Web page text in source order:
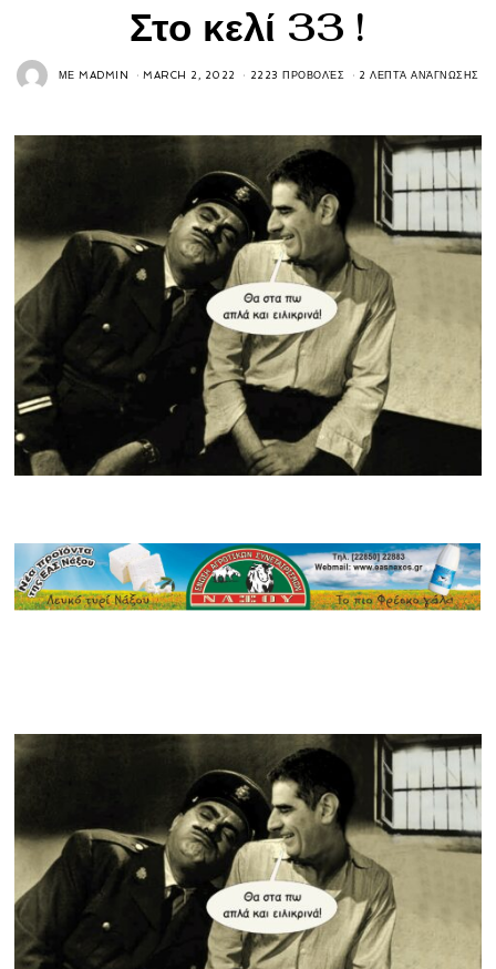
Στο κελί 33 !
ΜΕMADMIN MARCH 2, 2022 2223 ΠΡΟΒΟΛΈΣ 2 ΛΕΠΤΆ ΑΝΆΓΝΩΣΗΣ